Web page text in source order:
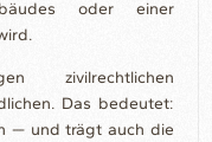
oder einer
zivilrechtlichen
Das bedeutet:
— und trägt auch die